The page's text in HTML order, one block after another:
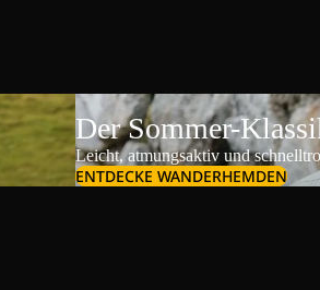
Der Sommer-
Leicht, atmungsaktiv und
ENTDECKE WANDERHEMDEN